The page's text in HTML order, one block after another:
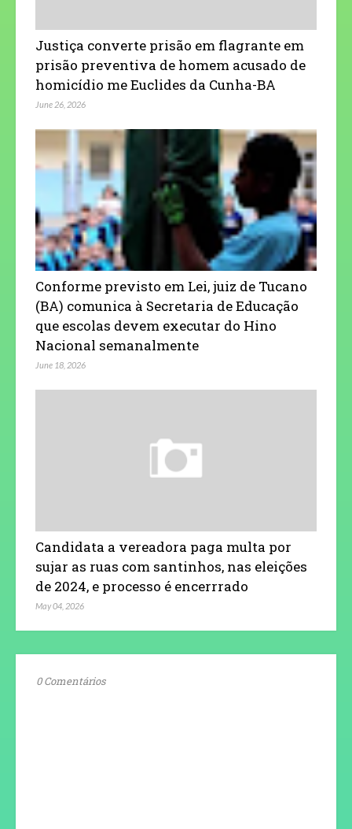
Justiça converte prisão em flagrante em
prisão preventiva de homem acusado de
homicídio me Euclides da Cunha-BA
June 26, 2026
Conforme previsto em Lei, juiz de Tucano
(BA) comunica à Secretaria de Educação
que escolas devem executar do Hino
Nacional semanalmente
June 18, 2026
Candidata a vereadora paga multa por
sujar as ruas com santinhos, nas eleições
de 2024, e processo é encerrrado
May 04, 2026
0 Comentários